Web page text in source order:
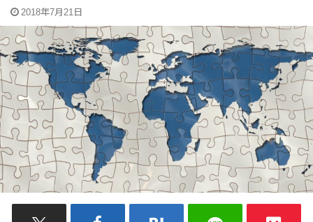
2018年7月21日